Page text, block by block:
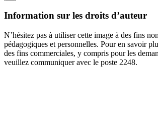
Information sur les droits d’auteur
N’hésitez pas à utiliser cette image à des fins
pédagogiques et personnelles. Pour en savoir
des fins commerciales, y compris pour les
veuillez communiquer avec le poste 2248.